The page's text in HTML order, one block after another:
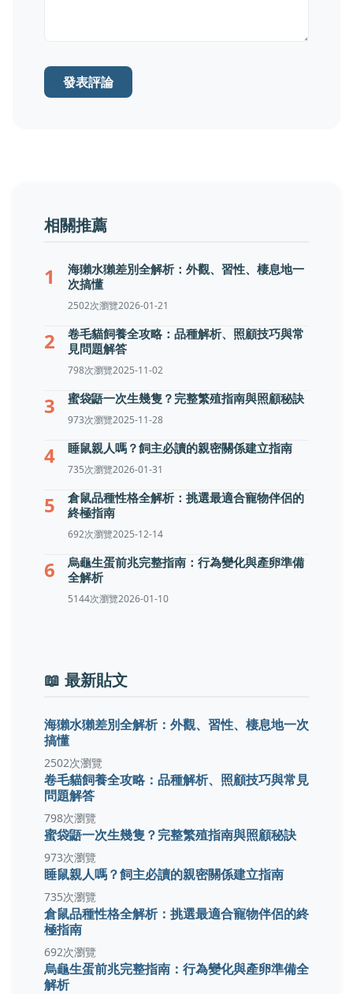
發表評論
相關推薦
1
海獺水獺差別全解析：外觀、習性、棲息地一
次搞懂
2502次瀏覽2026-01-21
2
卷毛貓飼養全攻略：品種解析、照顧技巧與常
見問題解答
798次瀏覽2025-11-02
3 蜜袋鼯一次生幾隻？完整繁殖指南與照顧秘訣
973次瀏覽2025-11-28
4 睡鼠親人嗎？飼主必讀的親密關係建立指南
735次瀏覽2026-01-31
5
倉鼠品種性格全解析：挑選最適合寵物伴侶的
終極指南
692次瀏覽2025-12-14
6
烏龜生蛋前兆完整指南：行為變化與產卵準備
全解析
5144次瀏覽2026-01-10
📖 最新貼文
海獺水獺差別全解析：外觀、習性、棲息地一次
搞懂
2502次瀏覽
卷毛貓飼養全攻略：品種解析、照顧技巧與常見
問題解答
798次瀏覽
蜜袋鼯一次生幾隻？完整繁殖指南與照顧秘訣
973次瀏覽
睡鼠親人嗎？飼主必讀的親密關係建立指南
735次瀏覽
倉鼠品種性格全解析：挑選最適合寵物伴侶的終
極指南
692次瀏覽
烏龜生蛋前兆完整指南：行為變化與產卵準備全
解析